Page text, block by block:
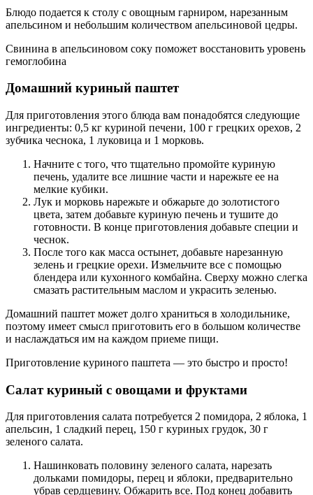
Блюдо подается к столу с овощным гарниром, нарезанным
апельсином и небольшим количеством апельсиновой цедры.
Свинина в апельсиновом соку поможет восстановить уровень
гемоглобина
Домашний куриный паштет
Для приготовления этого блюда вам понадобятся следующие
ингредиенты: 0,5 кг куриной печени, 100 г грецких орехов, 2
зубчика чеснока, 1 луковица и 1 морковь.
Начните с того, что тщательно промойте куриную
печень, удалите все лишние части и нарежьте ее на
мелкие кубики.
Лук и морковь нарежьте и обжарьте до золотистого
цвета, затем добавьте куриную печень и тушите до
готовности. В конце приготовления добавьте специи и
чеснок.
После того как масса остынет, добавьте нарезанную
зелень и грецкие орехи. Измельчите все с помощью
блендера или кухонного комбайна. Сверху можно слегка
смазать растительным маслом и украсить зеленью.
Домашний паштет может долго храниться в холодильнике,
поэтому имеет смысл приготовить его в большом количестве
и наслаждаться им на каждом приеме пищи.
Приготовление куриного паштета — это быстро и просто!
Салат куриный с овощами и фруктами
Для приготовления салата потребуется 2 помидора, 2 яблока, 1
апельсин, 1 сладкий перец, 150 г куриных грудок, 30 г
зеленого салата.
Нашинковать половину зеленого салата, нарезать
дольками помидоры, перец и яблоки, предварительно
убрав сердцевину. Обжарить все. Под конец добавить